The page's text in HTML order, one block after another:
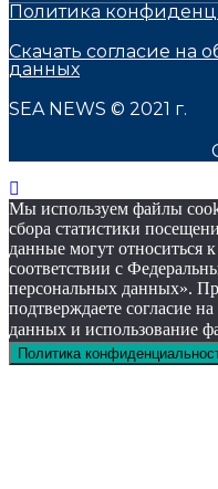
Политика
Скачать согласие на
данных
SEA NEWS © 2021 г.
Мы используем файлы
сбора статистики
данные могут относиться
соответствии с
персональных данных».
подтверждаете согласие
данных и использование
Политика